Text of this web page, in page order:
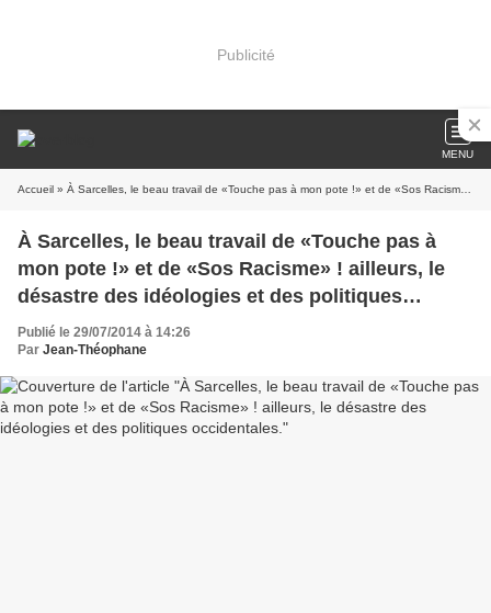
Publicité
MENU
Accueil » À Sarcelles, le beau travail de «Touche pas à mon pote !» et de «Sos Racisme» ! ailleurs, le désastre des idéologies et des politiques occidentales.
À Sarcelles, le beau travail de «Touche pas à
mon pote !» et de «Sos Racisme» ! ailleurs, le
désastre des idéologies et des politiques
occidentales.
Publié le 29/07/2014 à 14:26
Par Jean-Théophane